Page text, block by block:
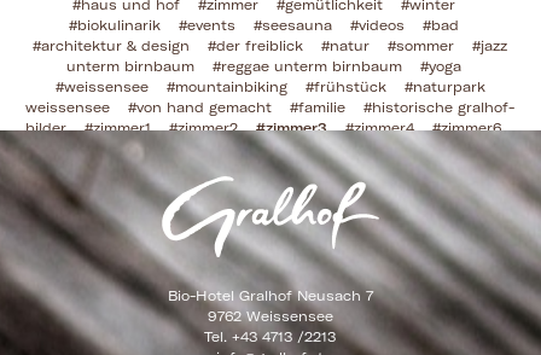
#haus und hof #zimmer #gemütlichkeit
#winter
#biokulinarik
#events #seesauna #videos
#bad
#architektur & design
#der freiblick #natur #sommer
#jazz
unterm birnbaum
#reggae unterm birnbaum
#yoga
#weissensee
#mountainbiking #frühstück
#naturpark
weissensee
#von hand gemacht #familie
#historische gralhof-
bilder
#zimmer1 #zimmer2 #zimmer3 #zimmer4
#zimmer6
#zimmer7
#zimmer8 #zimmer9 #zimmer11
#zimmer12
#zimmer13
#zimmer14 #zimmer15 #zimmer16
#zimmer5
#weissensee klassik
#zimmer10 #herbst
Bio-Hotel Gralhof Neusach 7
9762 Weissensee
Tel. +43 4713 /2213